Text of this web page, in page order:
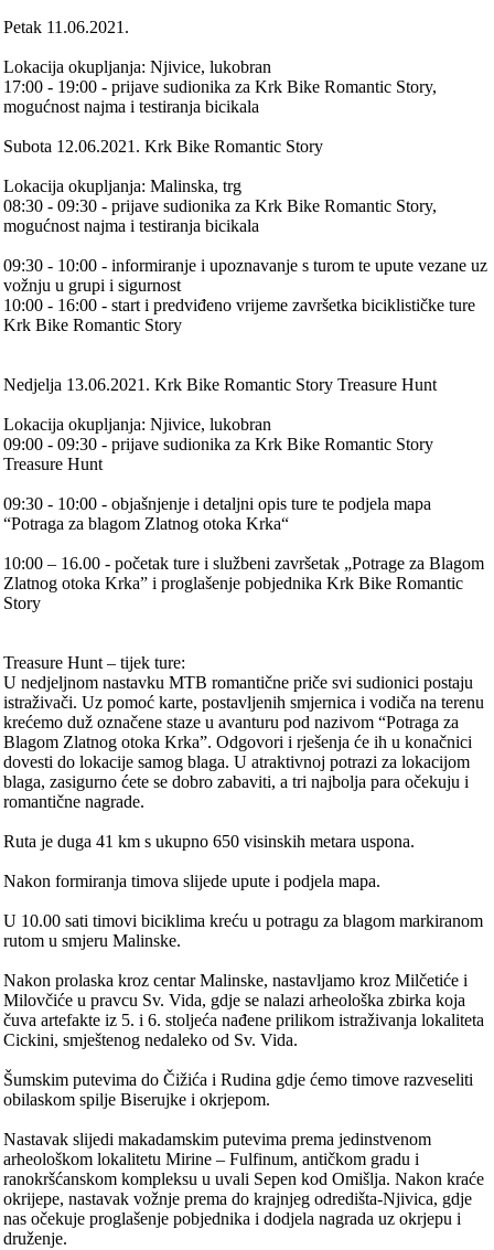
Petak 11.06.2021.
Lokacija okupljanja: Njivice, lukobran
17:00 - 19:00 - prijave sudionika za Krk Bike Romantic Story,
mogućnost najma i testiranja bicikala
Subota 12.06.2021. Krk Bike Romantic Story
Lokacija okupljanja: Malinska, trg
08:30 - 09:30 - prijave sudionika za Krk Bike Romantic Story,
mogućnost najma i testiranja bicikala
09:30 - 10:00 - informiranje i upoznavanje s turom te upute vezane uz
vožnju u grupi i sigurnost
10:00 - 16:00 - start i predviđeno vrijeme završetka biciklističke ture
Krk Bike Romantic Story
Nedjelja 13.06.2021. Krk Bike Romantic Story Treasure Hunt
Lokacija okupljanja: Njivice, lukobran
09:00 - 09:30 - prijave sudionika za Krk Bike Romantic Story
Treasure Hunt
09:30 - 10:00 - objašnjenje i detaljni opis ture te podjela mapa
“Potraga za blagom Zlatnog otoka Krka“
10:00 – 16.00 - početak ture i službeni završetak „Potrage za Blagom
Zlatnog otoka Krka” i proglašenje pobjednika Krk Bike Romantic
Story
Treasure Hunt – tijek ture:
U nedjeljnom nastavku MTB romantične priče svi sudionici postaju
istraživači. Uz pomoć karte, postavljenih smjernica i vodiča na terenu
krećemo duž označene staze u avanturu pod nazivom “Potraga za
Blagom Zlatnog otoka Krka”. Odgovori i rješenja će ih u konačnici
dovesti do lokacije samog blaga. U atraktivnoj potrazi za lokacijom
blaga, zasigurno ćete se dobro zabaviti, a tri najbolja para očekuju i
romantične nagrade.
Ruta je duga 41 km s ukupno 650 visinskih metara uspona.
Nakon formiranja timova slijede upute i podjela mapa.
U 10.00 sati timovi biciklima kreću u potragu za blagom markiranom
rutom u smjeru Malinske.
Nakon prolaska kroz centar Malinske, nastavljamo kroz Milčetiće i
Milovčiće u pravcu Sv. Vida, gdje se nalazi arheološka zbirka koja
čuva artefakte iz 5. i 6. stoljeća nađene prilikom istraživanja lokaliteta
Cickini, smještenog nedaleko od Sv. Vida.
Šumskim putevima do Čižića i Rudina gdje ćemo timove razveseliti
obilaskom spilje Biserujke i okrjepom.
Nastavak slijedi makadamskim putevima prema jedinstvenom
arheološkom lokalitetu Mirine – Fulfinum, antičkom gradu i
ranokršćanskom kompleksu u uvali Sepen kod Omišlja. Nakon kraće
okrijepe, nastavak vožnje prema do krajnjeg odredišta-Njivica, gdje
nas očekuje proglašenje pobjednika i dodjela nagrada uz okrjepu i
druženje.